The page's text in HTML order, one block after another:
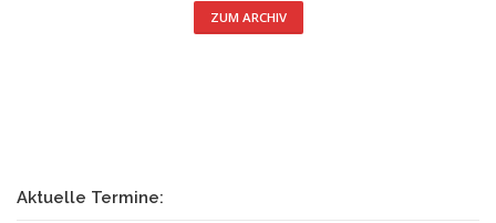
ZUM ARCHIV
Aktuelle Termine: